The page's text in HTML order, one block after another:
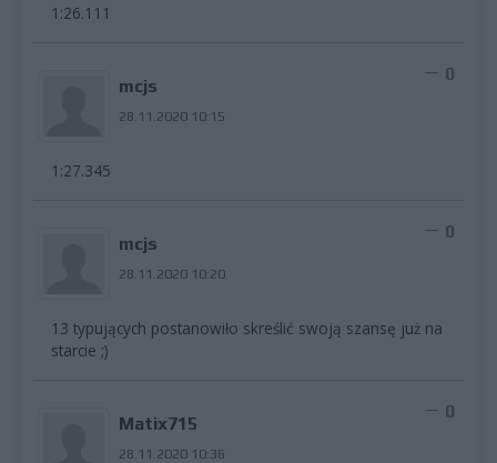
1:26.111
mcjs
28.11.2020 10:15
0
1:27.345
mcjs
28.11.2020 10:20
0
13 typujących postanowiło skreślić swoją szansę już na
starcie ;)
Matix715
28.11.2020 10:36
0